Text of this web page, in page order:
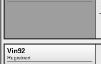
Vin92
Registriert